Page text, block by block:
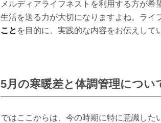
メルディアライフネストを利用する方が
生活を送る力が大切になりますよね。ライ
こと を目的に、実践的な内容をお伝えして
5月の寒暖差と体調管理につい
ではここからは、今の時期に特に意識し